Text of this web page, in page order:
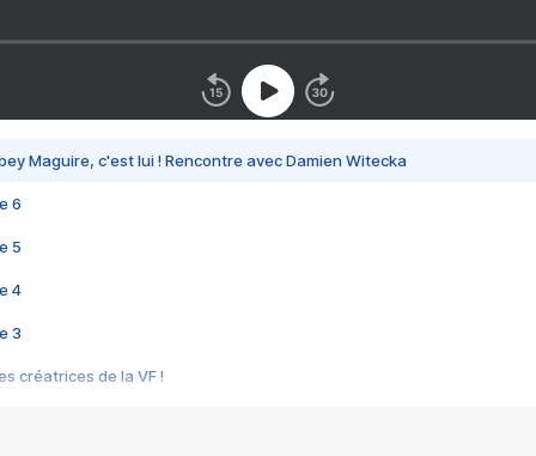
Maguire, c'est lui ! Rencontre avec Damien Witecka
6
5
4
3
créatrices de la VF !